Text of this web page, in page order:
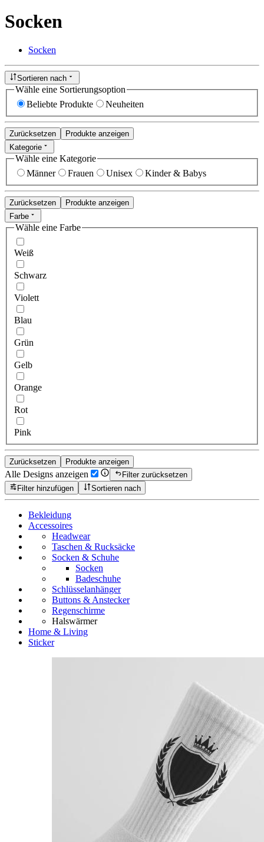
Socken
Socken
Sortieren nach
Wähle eine Sortierungsoption
Beliebte Produkte
Neuheiten
Zurücksetzen
Produkte anzeigen
Kategorie
Wähle eine Kategorie
Männer
Frauen Unisex Kinder & Babys
Zurücksetzen
Produkte anzeigen
Farbe
Wähle eine Farbe
Weiß
Schwarz
Violett
Blau
Grün
Gelb
Orange
Rot
Pink
Zurücksetzen Produkte anzeigen
Alle Designs anzeigen
Filter zurücksetzen
Filter hinzufügen
Sortieren nach
Bekleidung
Accessoires
Headwear
Taschen & Rucksäcke
Socken & Schuhe
Socken
Badeschuhe
Schlüsselanhänger
Buttons & Anstecker
Regenschirme
Halswärmer
Home & Living
Sticker